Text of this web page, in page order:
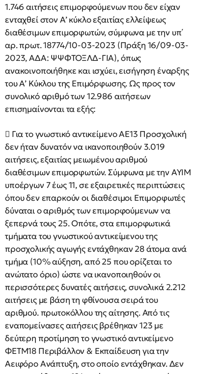
1.746 αιτήσεις επιμορφούμενων που δεν είχαν
ενταχθεί στον Α’ κύκλο εξαιτίας ελλείψεως
διαθέσιμων επιμορφωτών, σύμφωνα με την υπ΄
αρ. πρωτ. 18774/10-03-2023 (Πράξη 16/09-03-
2023, ΑΔΑ: ΨΨΦΤΟΞΛΔ-ΓΙΑ), όπως
ανακοινοποιήθηκε και ισχύει, εισήγηση έναρξης
του Α’ Κύκλου της Επιμόρφωσης. Ως προς τον
συνολικό αριθμό των 12.986 αιτήσεων
επισημαίνονται τα εξής:
 Για το γνωστικό αντικείμενο ΑΕ13 Προσχολική
δεν ήταν δυνατόν να ικανοποιηθούν 3.019
αιτήσεις, εξαιτίας μειωμένου αριθμού
διαθέσιμων επιμορφωτών. Σύμφωνα με την ΑΥΙΜ
υποέργων 7 έως 11, σε εξαιρετικές περιπτώσεις
όπου δεν επαρκούν οι διαθέσιμοι Επιμορφωτές
δύναται ο αριθμός των επιμορφούμενων να
ξεπερνά τους 25. Οπότε, στα επιμορφωτικά
τμήματα του γνωστικού αντικείμενου της
προσχολικής αγωγής εντάχθηκαν 28 άτομα ανά
τμήμα (10% αύξηση, από 25 που ορίζεται το
ανώτατο όριο) ώστε να ικανοποιηθούν οι
περισσότερες δυνατές αιτήσεις, συνολικά 2.212
αιτήσεις με βάση τη φθίνουσα σειρά του
αριθμού. πρωτοκόλλου της αίτησης. Από τις
εναπομείνασες αιτήσεις βρέθηκαν 123 με
δεύτερη προτίμηση το γνωστικό αντικείμενο
ΦΕΤΜ18 Περιβάλλον & Εκπαίδευση για την
Αειφόρο Ανάπτυξη, στο οποίο εντάχθηκαν. Δεν